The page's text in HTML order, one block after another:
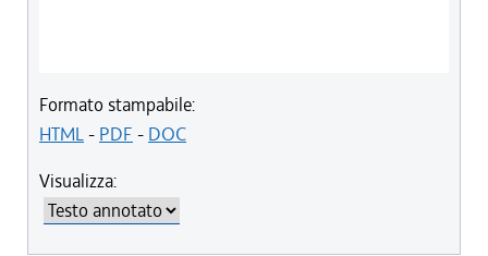
Formato stampabile:
HTML- PDF - DOC
Visualizza: